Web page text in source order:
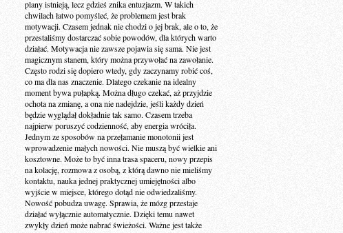
plany istnieją, lecz gdzieś znika entuzjazm. W takich
chwilach łatwo pomyśleć, że problemem jest brak
motywacji. Czasem jednak nie chodzi o jej brak, ale o to, że
przestaliśmy dostarczać sobie powodów, dla których warto
działać. Motywacja nie zawsze pojawia się sama. Nie jest
magicznym stanem, który można przywołać na zawołanie.
Często rodzi się dopiero wtedy, gdy zaczynamy robić coś,
co ma dla nas znaczenie. Dlatego czekanie na idealny
moment bywa pułapką. Można długo czekać, aż przyjdzie
ochota na zmianę, a ona nie nadejdzie, jeśli każdy dzień
będzie wyglądał dokładnie tak samo. Czasem trzeba
najpierw poruszyć codzienność, aby energia wróciła.
Jednym ze sposobów na przełamanie monotonii jest
wprowadzenie małych nowości. Nie muszą być wielkie ani
kosztowne. Może to być inna trasa spaceru, nowy przepis
na kolację, rozmowa z osobą, z którą dawno nie mieliśmy
kontaktu, nauka jednej praktycznej umiejętności albo
wyjście w miejsce, którego dotąd nie odwiedzaliśmy.
Nowość pobudza uwagę. Sprawia, że mózg przestaje
działać wyłącznie automatycznie. Dzięki temu nawet
zwykły dzień może nabrać świeżości. Ważne jest także